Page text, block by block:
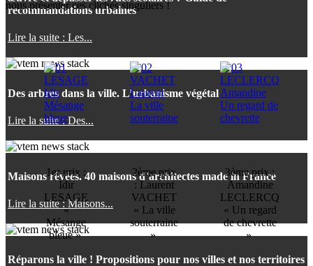
recommandations urbaines
Lire la suite : Les...
Des arbres dans la ville. L’urbanisme végétal
Lire la suite : Des...
Maisons rêvées. 40 maisons d’architectes made in France
Lire la suite : Maisons...
Réparons la ville ! Propositions pour nos villes et nos territoires
nous présenter ces clichés singuliers !
1er prix :
Idir
LESAGE
«
Mésange
bleue »
2ème prix
: Laurent
VACHET
« La ville
souterraine
»
3ème prix :
Amandine
LECLERCQ
« Un regard
de chevrette
»